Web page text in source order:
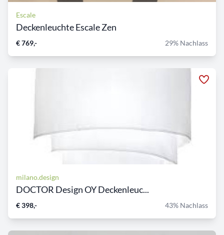
Escale
Deckenleuchte Escale Zen
€ 769,- 29% Nachlass
milano.design
DOCTOR Design OY Deckenleuc...
€ 398,- 43% Nachlass